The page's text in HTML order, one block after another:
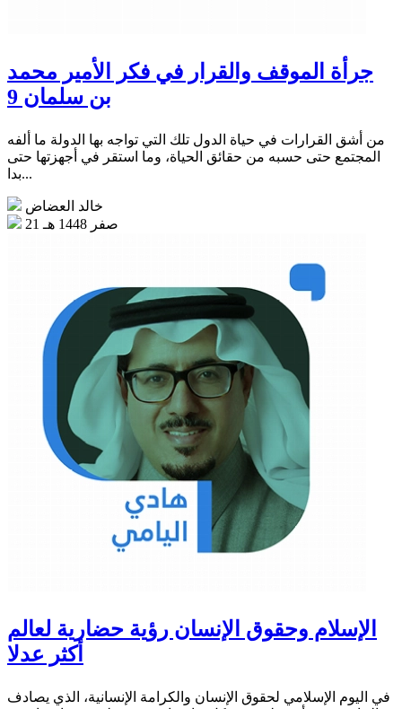
جرأة الموقف والقرار في فكر الأمير محمد
بن سلمان 9
من أشق القرارات في حياة الدول تلك التي تواجه بها الدولة ما ألفه
المجتمع حتى حسبه من حقائق الحياة، وما استقر في أجهزتها حتى
بدا...
خالد العضاض
21 صفر 1448 هـ
الإسلام وحقوق الإنسان رؤية حضارية لعالم
أكثر عدلا
في اليوم الإسلامي لحقوق الإنسان والكرامة الإنسانية، الذي يصادف